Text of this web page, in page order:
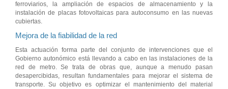
ferroviarios, la ampliación de espacios de almacenamiento y la
instalación de placas fotovoltaicas para autoconsumo en las nuevas
cubiertas.
Mejora de la fiabilidad de la red
Esta actuación forma parte del conjunto de intervenciones que el
Gobierno autonómico está llevando a cabo en las instalaciones de la
red de metro. Se trata de obras que, aunque a menudo pasan
desapercibidas, resultan fundamentales para mejorar el sistema de
transporte. Su objetivo es optimizar el mantenimiento del material